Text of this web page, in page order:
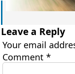
Leave a Reply
Your email
Comment *